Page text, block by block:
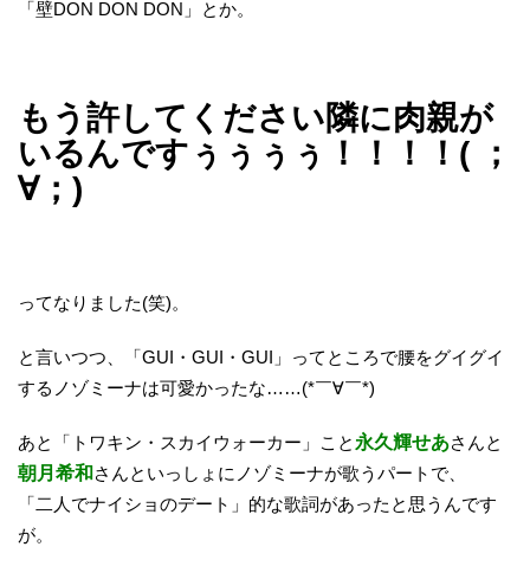
「壁DON DON DON」とか。
もう許してください隣に肉親が
いるんですぅぅぅぅ！！！！( ；
∀；)
ってなりました(笑)。
と言いつつ、「GUI・GUI・GUI」ってところで腰をグイグイ
するノゾミーナは可愛かったな……(*￣∀￣*)
あと「トワキン・スカイウォーカー」こと 永久輝せあさんと
朝月希和 さんといっしょにノゾミーナが歌うパートで、
「二人でナイショのデート」的な歌詞があったと思うんです
が。